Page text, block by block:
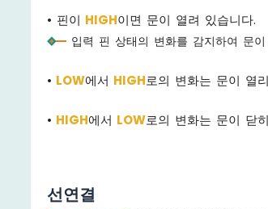
• 핀이 HIGH이면 문이 열려 있습니다.
입력 핀 상태의 변화를 감지하여 문
• LOW에서 HIGH로의 변화는 문이 열
• HIGH에서 LOW로의 변화는 문이 닫
선연결